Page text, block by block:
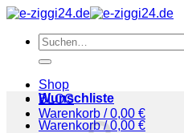
Zum
springenSuchen
nach:
Shop
BLOG
Warenkorb /0,00 €
Wunschliste
Warenkorb /0,00 €